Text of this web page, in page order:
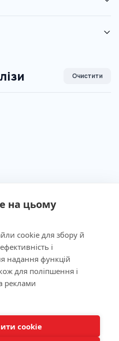
на цьому
cookie для збору й
і
надання функцій
для поліпшення і
реклами
cookie
Очистити
від 23.09.2011